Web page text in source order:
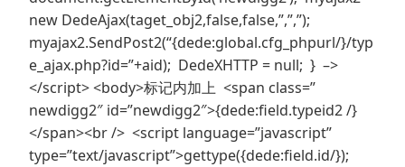
new DedeAjax(taget_obj2,false,false,”,”,”);
myajax2.SendPost2(“{dede:global.cfg_phpurl/}/typ
e_ajax.php?id=”+aid); DedeXHTTP = null; } –>
</script> <body>标记内加上 <span class=”
newdigg2″ id=”newdigg2″>{dede:field.typeid2 /}
</span><br /> <script language=”javascript”
type=”text/javascript”>gettype({dede:field.id/});